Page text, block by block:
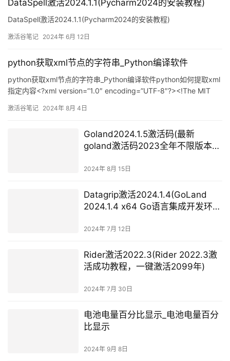
DataSpell激活2024.1.1(Pycharm2024的安装教程)
DataSpell激活2024.1.1(Pycharm2024的安装教程)
激活谷笔记 2024年 6月 12日
python获取xml节点的字符串_Python编译软件
python获取xml节点的字符串_Python编译软件python如何提取xml
指定内容<?xml version=”1.0″ encoding=”UTF-8″?><!The MIT
激活谷笔记 2024年 8月 4日
Goland2024.1.5激活码(最新
goland激活码2023全年不限版本都
2024年 8月 15日
Datagrip激活2024.1.4(GoLand
2024.1.4 x64 Go语言集成开发环境
2024年 7月 12日
Rider激活2022.3(Rider 2022.3激
活成功教程，一键激活2099年)
2024年 7月 30日
电池电量百分比显示_电池电量百分
比显示
2024年 9月 8日